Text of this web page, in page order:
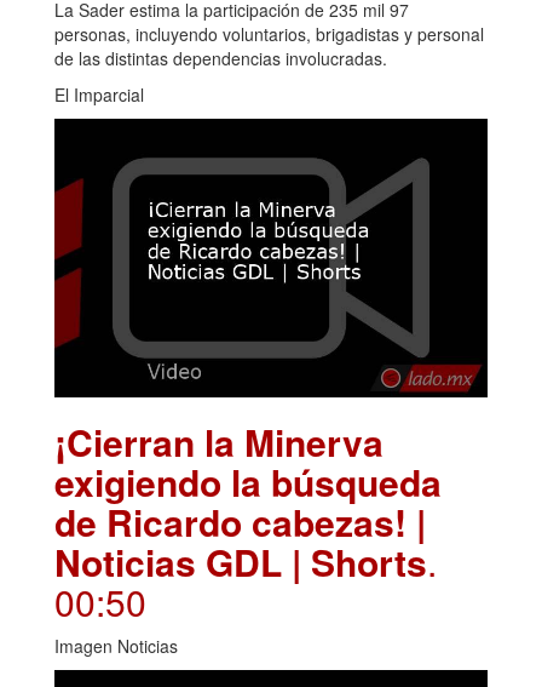
La Sader estima la participación de 235 mil 97
personas, incluyendo voluntarios, brigadistas y personal
de las distintas dependencias involucradas.
El Imparcial
¡Cierran la Minerva
exigiendo la búsqueda
de Ricardo cabezas! |
Noticias GDL | Shorts.
00:50
Imagen Noticias